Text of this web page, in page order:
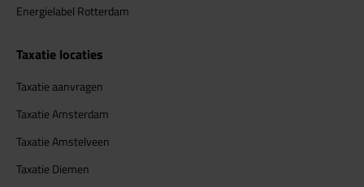
Energielabel Rotterdam
Taxatie locaties
Taxatie aanvragen
Taxatie Amsterdam
Taxatie Amstelveen
Taxatie Diemen